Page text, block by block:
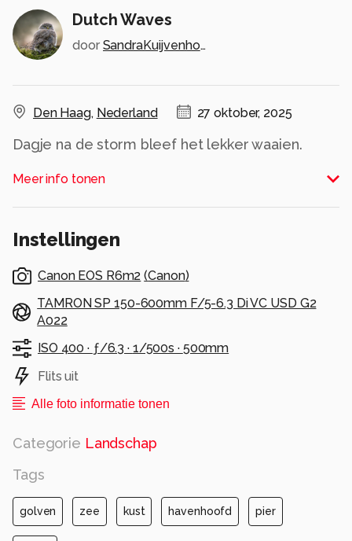
Dutch Waves
door SandraKuijvenhoven
Den Haag, Nederland 27 oktober, 2025
Dagje na de storm bleef het lekker waaien.
Alle rechten voorbehouden
Meer info tonen
Instellingen
Canon EOS R6m2 (Canon)
TAMRON SP 150-600mm F/5-6.3 Di VC USD G2
A022
ISO 400 · ƒ/6.3 · 1/500s · 500mm
Flits uit
Alle foto informatie tonen
Categorie Landschap
Tags
golven zee kust havenhoofd pier